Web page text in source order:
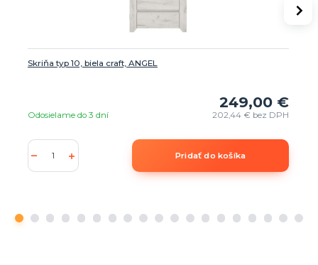
Skriňa typ 10, biela craft, ANGEL
249,00 €
202,44 € bez DPH
Odosielame do 3 dní
Pridať do košíka